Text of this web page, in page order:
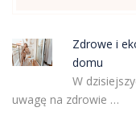
Zdrowe i
domu
W
uwagę na zdrowie …